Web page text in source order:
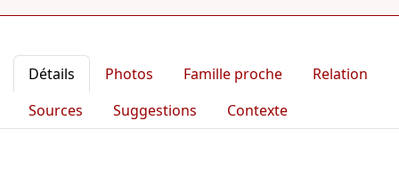
Détails Photos Famille proche
Relation
Sources
Suggestions Contexte